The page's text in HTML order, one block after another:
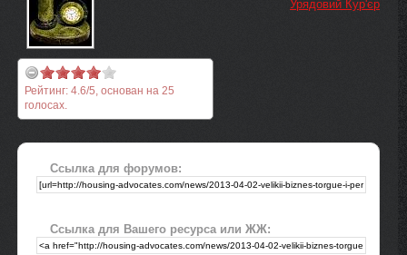
Урядовий Кур'єр
Рейтинг: 4.6/5, основан на 25
голосах.
Ссылка для форумов:
Ссылка для Вашего ресурса или ЖЖ: